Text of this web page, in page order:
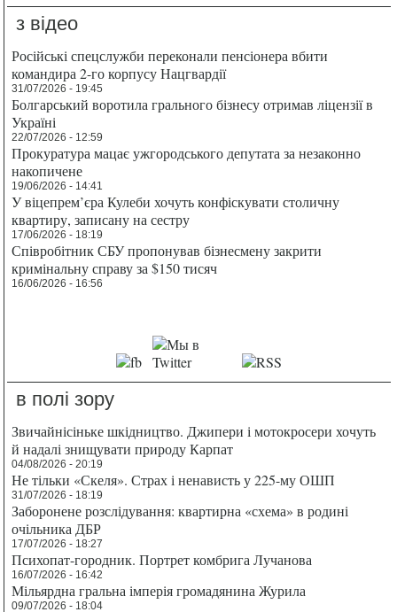
з відео
Російські спецслужби переконали пенсіонера вбити
командира 2-го корпусу Нацгвардії
31/07/2026 - 19:45
Болгарський воротила грального бізнесу отримав ліцензії в
Україні
22/07/2026 - 12:59
Прокуратура мацає ужгородського депутата за незаконно
накопичене
19/06/2026 - 14:41
У віцепрем’єра Кулеби хочуть конфіскувати столичну
квартиру, записану на сестру
17/06/2026 - 18:19
Співробітник СБУ пропонував бізнесмену закрити
кримінальну справу за $150 тисяч
16/06/2026 - 16:56
в полі зору
Звичайнісіньке шкідництво. Джипери і мотокросери хочуть
й надалі знищувати природу Карпат
04/08/2026 - 20:19
Не тільки «Скеля». Страх і ненависть у 225-му ОШП
31/07/2026 - 18:19
Заборонене розслідування: квартирна «схема» в родині
очільника ДБР
17/07/2026 - 18:27
Психопат-городник. Портрет комбрига Лучанова
16/07/2026 - 16:42
Мільярдна гральна імперія громадянина Журила
09/07/2026 - 18:04